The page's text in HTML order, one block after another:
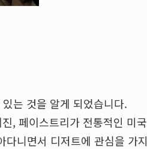
는 것을 알게 되었습니다.
, 페이스트리가 전통적인 미국
니면서 디저트에 관심을 가지